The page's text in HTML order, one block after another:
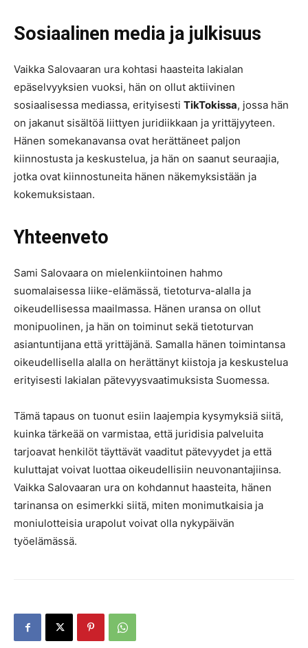
Sosiaalinen media ja julkisuus
Vaikka Salovaaran ura kohtasi haasteita lakialan
epäselvyyksien vuoksi, hän on ollut aktiivinen
sosiaalisessa mediassa, erityisesti TikTokissa, jossa hän
on jakanut sisältöä liittyen juridiikkaan ja yrittäjyyteen.
Hänen somekanavansa ovat herättäneet paljon
kiinnostusta ja keskustelua, ja hän on saanut seuraajia,
jotka ovat kiinnostuneita hänen näkemyksistään ja
kokemuksistaan.
Yhteenveto
Sami Salovaara on mielenkiintoinen hahmo
suomalaisessa liike-elämässä, tietoturva-alalla ja
oikeudellisessa maailmassa. Hänen uransa on ollut
monipuolinen, ja hän on toiminut sekä tietoturvan
asiantuntijana että yrittäjänä. Samalla hänen toimintansa
oikeudellisella alalla on herättänyt kiistoja ja keskustelua
erityisesti lakialan pätevyysvaatimuksista Suomessa.
Tämä tapaus on tuonut esiin laajempia kysymyksiä siitä,
kuinka tärkeää on varmistaa, että juridisia palveluita
tarjoavat henkilöt täyttävät vaaditut pätevyydet ja että
kuluttajat voivat luottaa oikeudellisiin neuvonantajiinsa.
Vaikka Salovaaran ura on kohdannut haasteita, hänen
tarinansa on esimerkki siitä, miten monimutkaisia ja
moniulotteisia urapolut voivat olla nykypäivän
työelämässä.